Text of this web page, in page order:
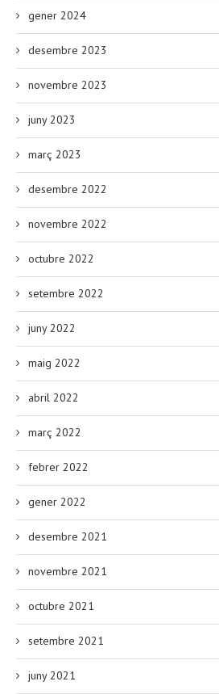
gener 2024
desembre 2023
novembre 2023
juny 2023
març 2023
desembre 2022
novembre 2022
octubre 2022
setembre 2022
juny 2022
maig 2022
abril 2022
març 2022
febrer 2022
gener 2022
desembre 2021
novembre 2021
octubre 2021
setembre 2021
juny 2021